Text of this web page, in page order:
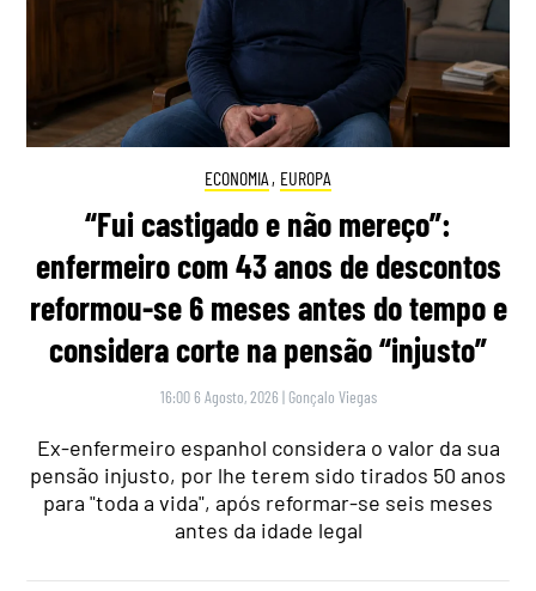
ECONOMIA , EUROPA
“Fui castigado e não mereço”:
enfermeiro com 43 anos de descontos
reformou-se 6 meses antes do tempo e
considera corte na pensão “injusto”
16:00 6 Agosto, 2026 | Gonçalo Viegas
Ex-enfermeiro espanhol considera o valor da sua
pensão injusto, por lhe terem sido tirados 50 anos
para "toda a vida", após reformar-se seis meses
antes da idade legal